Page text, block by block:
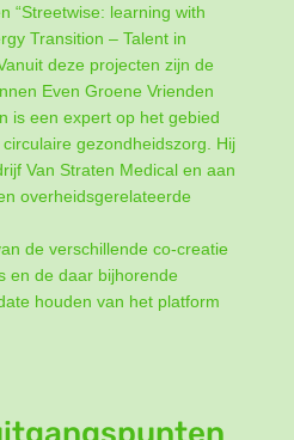
“Streetwise: learning with
Transition – Talent in
deze projecten zijn de
Even Groene Vrienden
is een expert op het gebied
gezondheidszorg. Hij
Van Straten Medical en aan
overheidsgerelateerde
de verschillende co-creatie
en de daar bijhorende
houden van het platform